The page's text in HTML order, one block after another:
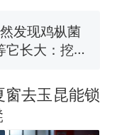
发现鸡枞菌
它长大：挖了
震惊 （视频
传话劝弃考
去玉昆能锁